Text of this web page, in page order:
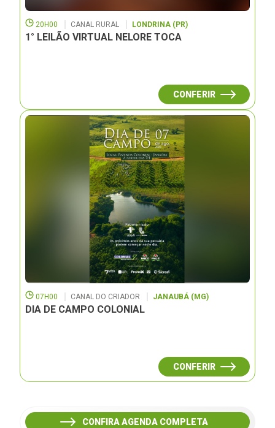
20H00 CANAL RURAL LONDRINA (PR)
1° LEILÃO VIRTUAL NELORE TOCA
CONFERIR
07H00 CANAL DO CRIADOR JANAUBÁ (MG)
DIA DE CAMPO COLONIAL
CONFERIR
CONFIRA AGENDA COMPLETA